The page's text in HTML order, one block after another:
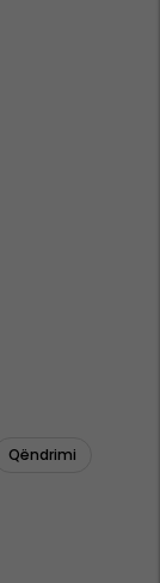
Qëndrimi